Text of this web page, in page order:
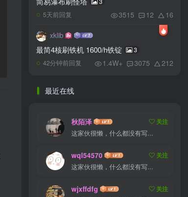
5天前回复 3515 12 16
xklib
最简4核刷铁机 1600/h铁锭 3
42分钟前回复 1.4W+ 3075 212
最近在线
秋陌泽
关注
这家伙很懒，什么都没有写...
wql54570
关注
这家伙很懒，什么都没有写...
wjxffdfg
关注